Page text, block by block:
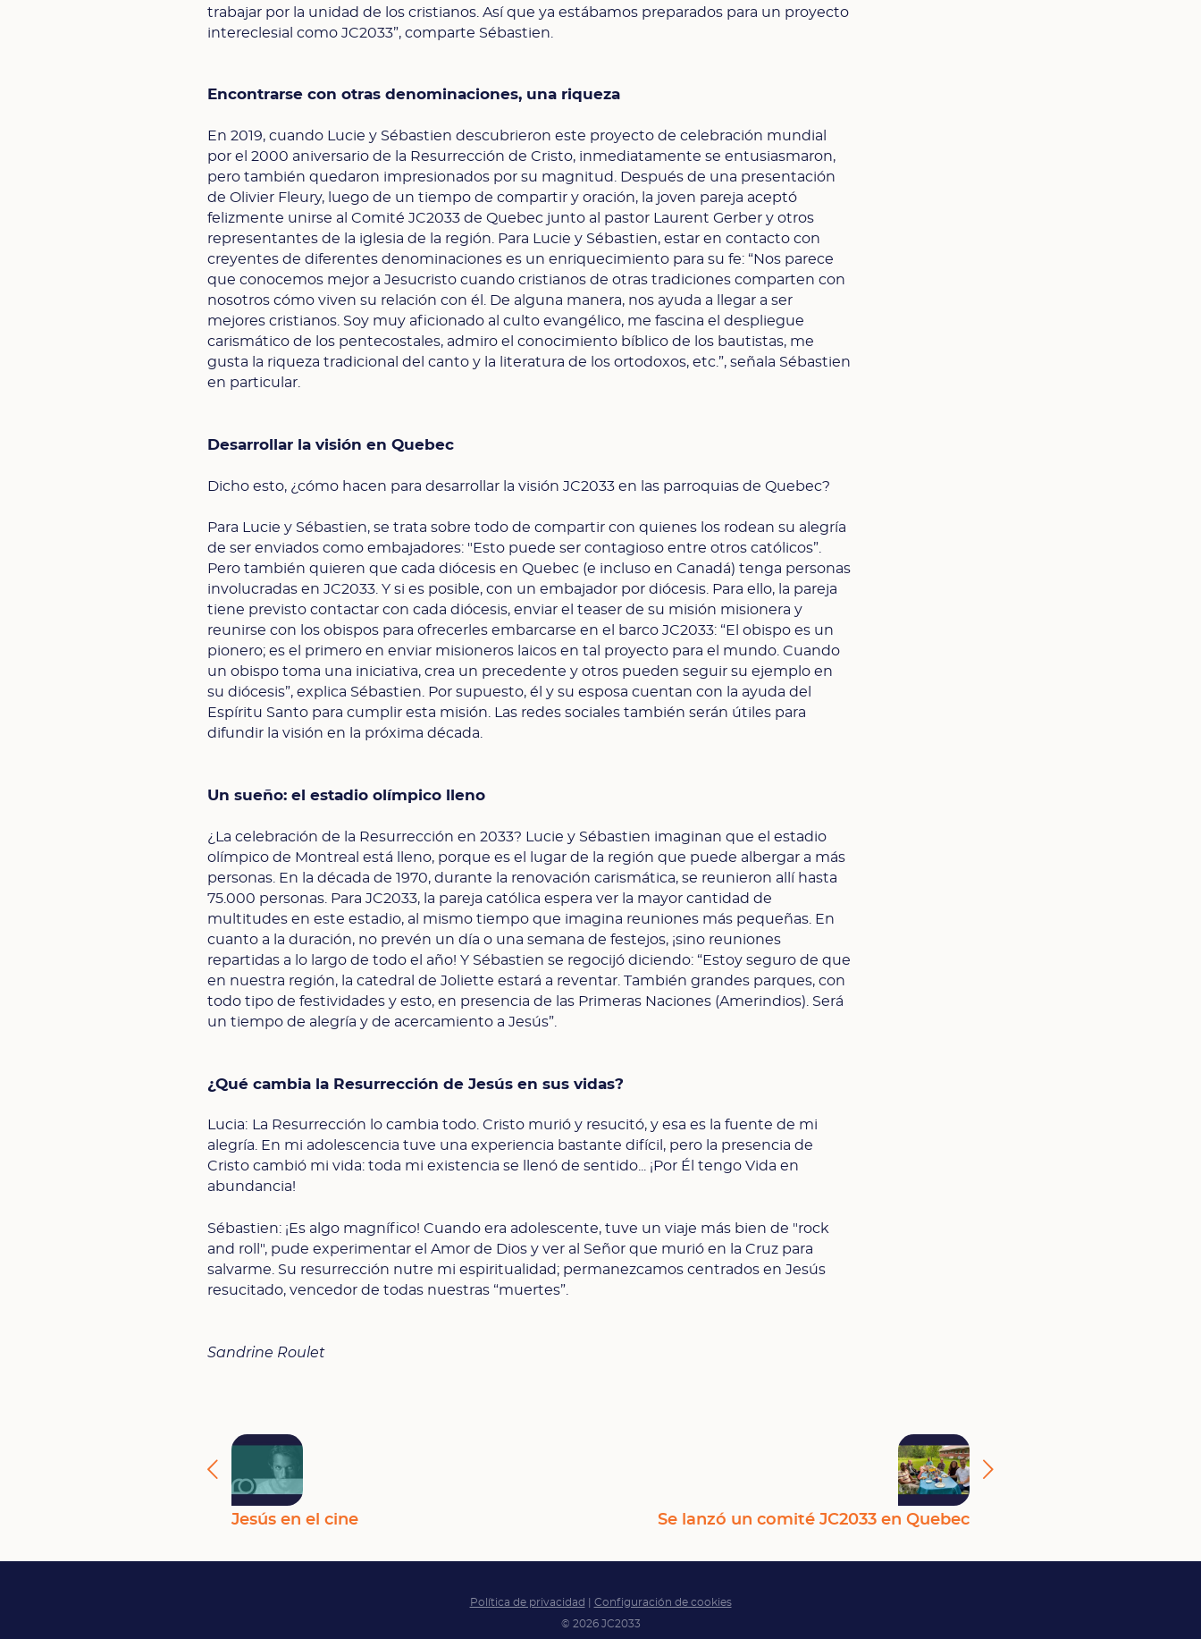
trabajar por la unidad de los cristianos. Así que ya estábamos preparados para un proyecto
intereclesial como JC2033”, comparte Sébastien.
Encontrarse con otras denominaciones, una riqueza
En 2019, cuando Lucie y Sébastien descubrieron este proyecto de celebración mundial
por el 2000 aniversario de la Resurrección de Cristo, inmediatamente se entusiasmaron,
pero también quedaron impresionados por su magnitud. Después de una presentación
de Olivier Fleury, luego de un tiempo de compartir y oración, la joven pareja aceptó
felizmente unirse al Comité JC2033 de Quebec junto al pastor Laurent Gerber y otros
representantes de la iglesia de la región. Para Lucie y Sébastien, estar en contacto con
creyentes de diferentes denominaciones es un enriquecimiento para su fe: “Nos parece
que conocemos mejor a Jesucristo cuando cristianos de otras tradiciones comparten con
nosotros cómo viven su relación con él. De alguna manera, nos ayuda a llegar a ser
mejores cristianos. Soy muy aficionado al culto evangélico, me fascina el despliegue
carismático de los pentecostales, admiro el conocimiento bíblico de los bautistas, me
gusta la riqueza tradicional del canto y la literatura de los ortodoxos, etc.”, señala Sébastien
en particular.
Desarrollar la visión en Quebec
Dicho esto, ¿cómo hacen para desarrollar la visión JC2033 en las parroquias de Quebec?
Para Lucie y Sébastien, se trata sobre todo de compartir con quienes los rodean su alegría
de ser enviados como embajadores: "Esto puede ser contagioso entre otros católicos”.
Pero también quieren que cada diócesis en Quebec (e incluso en Canadá) tenga personas
involucradas en JC2033. Y si es posible, con un embajador por diócesis. Para ello, la pareja
tiene previsto contactar con cada diócesis, enviar el teaser de su misión misionera y
reunirse con los obispos para ofrecerles embarcarse en el barco JC2033: “El obispo es un
pionero; es el primero en enviar misioneros laicos en tal proyecto para el mundo. Cuando
un obispo toma una iniciativa, crea un precedente y otros pueden seguir su ejemplo en
su diócesis”, explica Sébastien. Por supuesto, él y su esposa cuentan con la ayuda del
Espíritu Santo para cumplir esta misión. Las redes sociales también serán útiles para
difundir la visión en la próxima década.
Un sueño: el estadio olímpico lleno
¿La celebración de la Resurrección en 2033? Lucie y Sébastien imaginan que el estadio
olímpico de Montreal está lleno, porque es el lugar de la región que puede albergar a más
personas. En la década de 1970, durante la renovación carismática, se reunieron allí hasta
75.000 personas. Para JC2033, la pareja católica espera ver la mayor cantidad de
multitudes en este estadio, al mismo tiempo que imagina reuniones más pequeñas. En
cuanto a la duración, no prevén un día o una semana de festejos, ¡sino reuniones
repartidas a lo largo de todo el año! Y Sébastien se regocijó diciendo: “Estoy seguro de que
en nuestra región, la catedral de Joliette estará a reventar. También grandes parques, con
todo tipo de festividades y esto, en presencia de las Primeras Naciones (Amerindios). Será
un tiempo de alegría y de acercamiento a Jesús”.
¿Qué cambia la Resurrección de Jesús en sus vidas?
Lucia: La Resurrección lo cambia todo. Cristo murió y resucitó, y esa es la fuente de mi
alegría. En mi adolescencia tuve una experiencia bastante difícil, pero la presencia de
Cristo cambió mi vida: toda mi existencia se llenó de sentido... ¡Por Él tengo Vida en
abundancia!
Sébastien: ¡Es algo magnífico! Cuando era adolescente, tuve un viaje más bien de "rock
and roll", pude experimentar el Amor de Dios y ver al Señor que murió en la Cruz para
salvarme. Su resurrección nutre mi espiritualidad; permanezcamos centrados en Jesús
resucitado, vencedor de todas nuestras “muertes”.
Sandrine Roulet
Jesús en el cine Se lanzó un comité JC2033 en Quebec
Política de privacidad Configuración de cookies
© 2026 JC2033